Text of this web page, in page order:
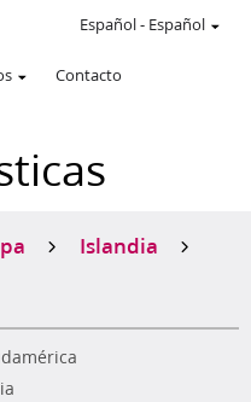
Contacto
Español- Español
Islandia